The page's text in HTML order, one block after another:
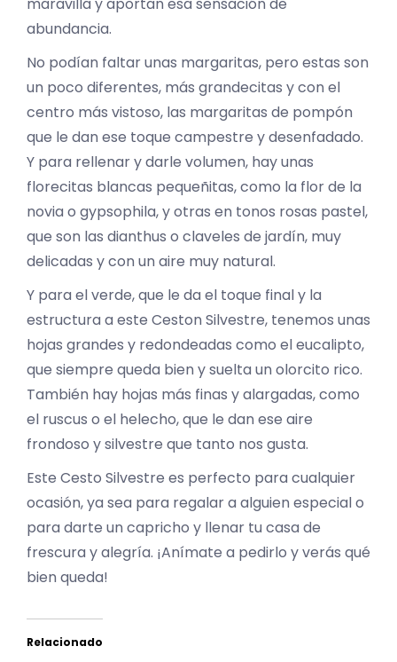
maravilla y aportan esa sensación de
abundancia.
No podían faltar unas margaritas, pero estas son
un poco diferentes, más grandecitas y con el
centro más vistoso, las margaritas de pompón
que le dan ese toque campestre y desenfadado.
Y para rellenar y darle volumen, hay unas
florecitas blancas pequeñitas, como la flor de la
novia o gypsophila, y otras en tonos rosas pastel,
que son las dianthus o claveles de jardín, muy
delicadas y con un aire muy natural.
Y para el verde, que le da el toque final y la
estructura a este Ceston Silvestre, tenemos unas
hojas grandes y redondeadas como el eucalipto,
que siempre queda bien y suelta un olorcito rico.
También hay hojas más finas y alargadas, como
el ruscus o el helecho, que le dan ese aire
frondoso y silvestre que tanto nos gusta.
Este Cesto Silvestre es perfecto para cualquier
ocasión, ya sea para regalar a alguien especial o
para darte un capricho y llenar tu casa de
frescura y alegría. ¡Anímate a pedirlo y verás qué
bien queda!
Relacionado